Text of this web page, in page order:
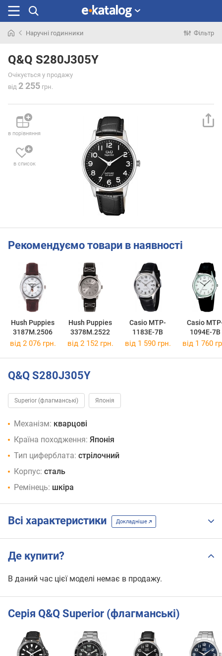
раніше
Наручні годинники Фільтр
Q&Q S280J305Y
Очікується у продажу
від 2 255 грн.
в порівняння
в список
Рекомендуємо товари в наявності
Hush Puppies
3187M.2506
Hush Puppies
3378M.2522
Casio MTP-
1183E-7B
Casio
1094E-7B
від 2 076 грн. від 2 152 грн. від 1 590 грн. від 1 760
Q&Q S280J305Y
Superior (флагманські) Японія
Механізм: кварцові
Країна походження: Японія
Тип циферблата: стрілочний
Корпус: сталь
Ремінець: шкіра
Всі характеристики Докладніше
Де купити?
В даний час цієї моделі немає в продажу.
Серія Q&Q Superior (флагманські)